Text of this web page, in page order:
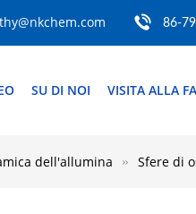
86-
SU DI NOI VISITA ALLA
dell'allumina Sfere di